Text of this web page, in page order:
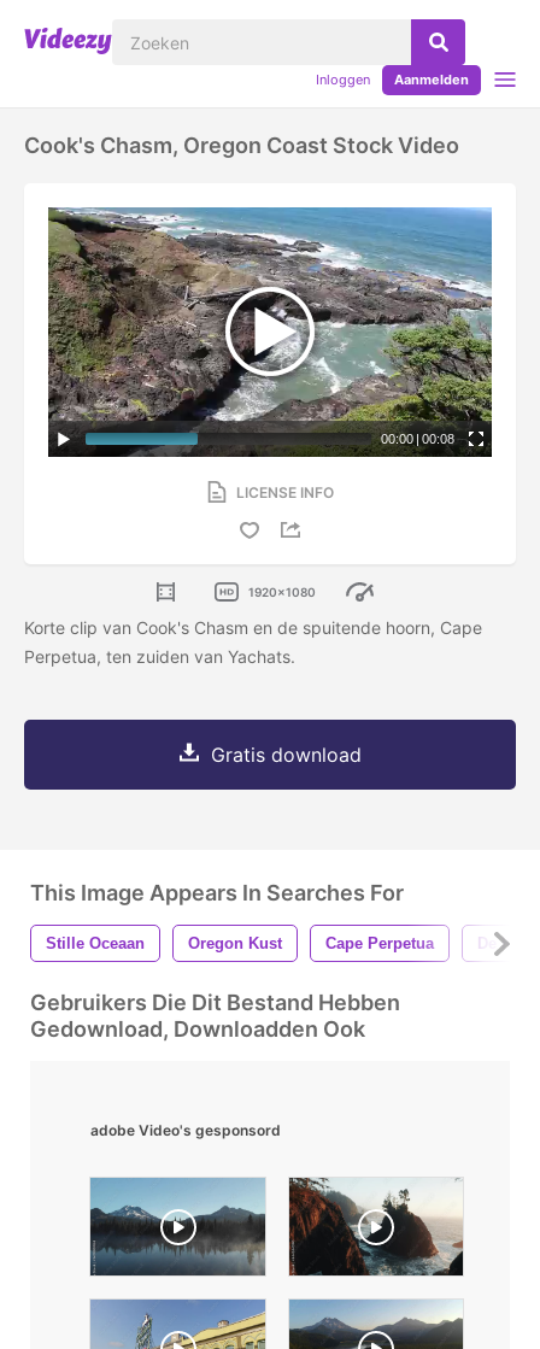
Inloggen Aanmelden
Cook's Chasm, Oregon Coast Stock Video
00:00 | 00:08
LICENSE INFO
1920x1080
Korte clip van Cook's Chasm en de spuitende hoorn, Cape
Perpetua, ten zuiden van Yachats.
Gratis download
This Image Appears In Searches For
Stille Oceaan Oregon Kust Cape Perpetua De
Gebruikers Die Dit Bestand Hebben
Gedownload, Downloadden Ook
adobe Video's gesponsord